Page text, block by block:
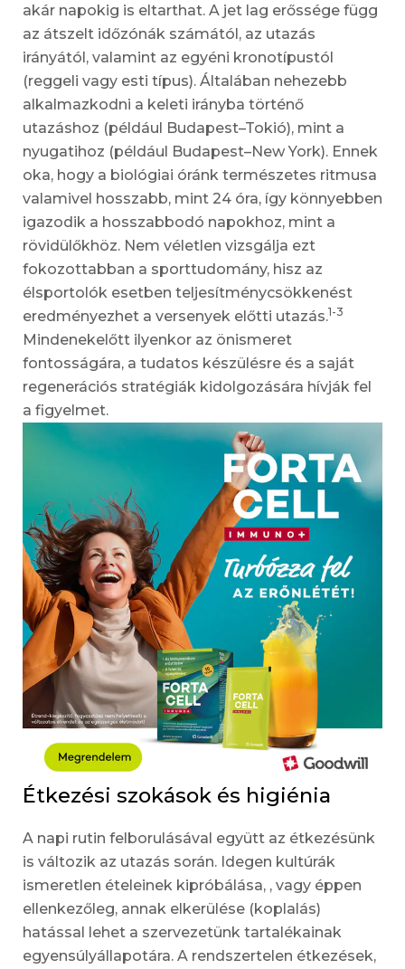
akár napokig is eltarthat. A jet lag erőssége függ
az átszelt időzónák számától, az utazás
irányától, valamint az egyéni kronotípustól
(reggeli vagy esti típus). Általában nehezebb
alkalmazkodni a keleti irányba történő
utazáshoz (például Budapest–Tokió), mint a
nyugatihoz (például Budapest–New York). Ennek
oka, hogy a biológiai óránk természetes ritmusa
valamivel hosszabb, mint 24 óra, így könnyebben
igazodik a hosszabbodó napokhoz, mint a
rövidülőkhöz. Nem véletlen vizsgálja ezt
fokozottabban a sporttudomány, hisz az
élsportolók esetben teljesítménycsökkenést
eredményezhet a versenyek előtti utazás.1-3
Mindenekelőtt ilyenkor az önismeret
fontosságára, a tudatos készülésre és a saját
regenerációs stratégiák kidolgozására hívják fel
a figyelmet.
Étkezési szokások és higiénia
A napi rutin felborulásával együtt az étkezésünk
is változik az utazás során. Idegen kultúrák
ismeretlen ételeinek kipróbálása, , vagy éppen
ellenkezőleg, annak elkerülése (koplalás)
hatással lehet a szervezetünk tartalékainak
egyensúlyállapotára. A rendszertelen étkezések,